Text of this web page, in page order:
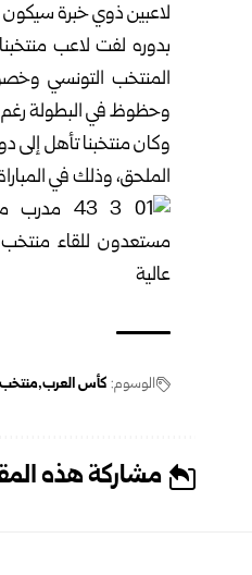
لاعبين ذوي خبرة سيكون
بدوره لفت لاعب
المنتخب التونسي
وحظوظ في البطولة
وكان منتخبنا تأهل
الملحق، وذلك في
الوسوم: كأس العرب
مشاركة هذه